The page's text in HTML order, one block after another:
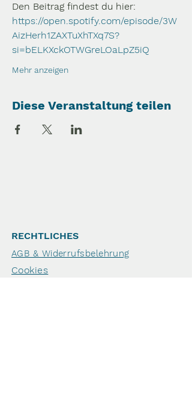
Den Beitrag findest du hier:
https://open.spotify.com/episode/3W
AizHerh1ZAXTuXhTXq7S?
si=bELKXckOTWGreLOaLpZ5iQ
Mehr anzeigen
Diese Veranstaltung teilen
RECHTLICHES
AGB & Widerrufsbelehrung
Cookies